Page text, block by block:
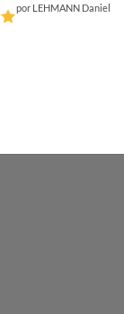
por LEHMANN Daniel